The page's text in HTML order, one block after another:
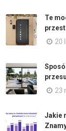
Te
20
23
Jakie